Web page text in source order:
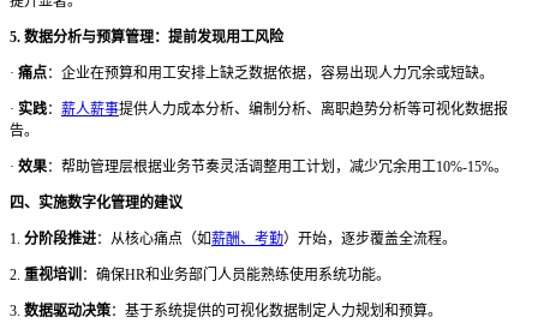
5. 数据分析与预算管理：提前发现用工风险
· 痛点：企业在预算和用工安排上缺乏数据依据，容易出现人力冗余或短缺。
· 实践： 薪人薪事提供人力成本分析、编制分析、离职趋势分析等可视化数据报
告。
· 效果：帮助管理层根据业务节奏灵活调整用工计划，减少冗余用工10%-15%。
四、实施数字化管理的建议
1. 分阶段推进：从核心痛点（如薪酬、考勤）开始，逐步覆盖全流程。
2. 重视培训 ：确保HR和业务部门人员能熟练使用系统功能。
3. 数据驱动决策：基于系统提供的可视化数据制定人力规划和预算。